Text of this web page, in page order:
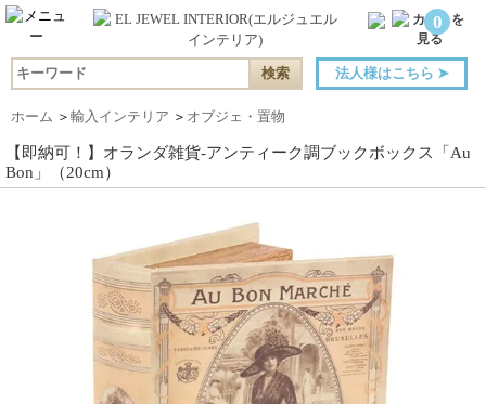
0
法人様はこちら ➤
ホーム ＞ 輸入インテリア ＞ オブジェ・置物
【即納可！】オランダ雑貨-アンティーク調ブックボックス「Au
Bon」（20cm）